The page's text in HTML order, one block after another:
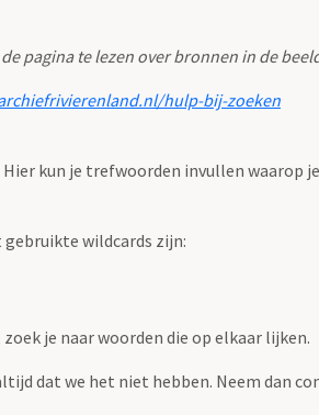
pagina te lezen over bronnen in de
hulp-bij-zoeken
Hier kun je trefwoorden invullen waarop
wildcards zijn:
je naar woorden die op elkaar lijken.
dat we het niet hebben. Neem dan